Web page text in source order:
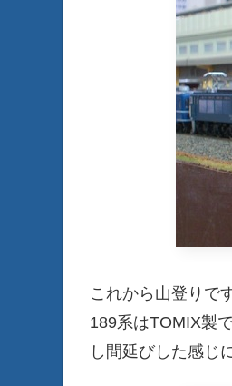
これから山登りです
189系はTOMIX製
し間延びした感じ